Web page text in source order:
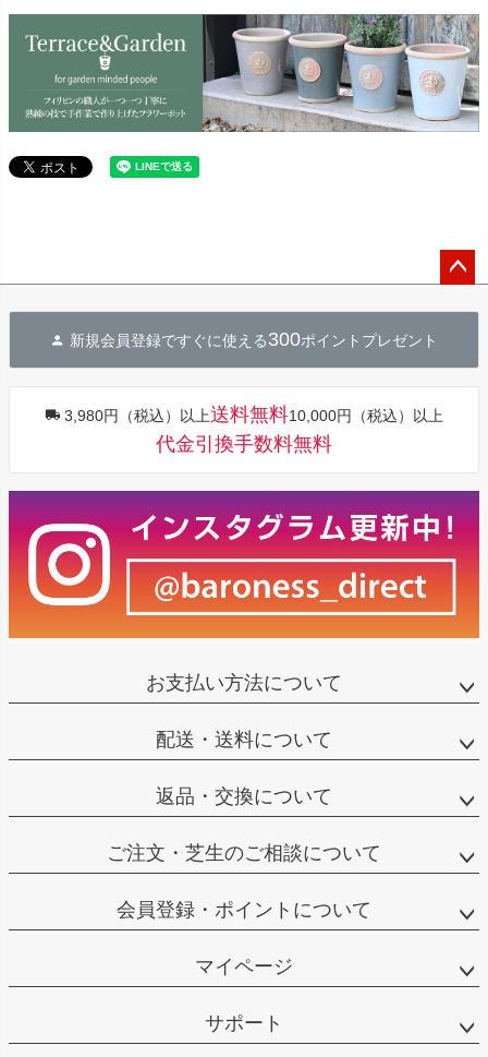
へ
新規会員登録ですぐに使える300ポイントプレゼント
3,980円（税込）以上送料無料10,000円（税込）以上
代金引換手数料無料
お支払い方法について
配送・送料について
返品・交換について
ご注文・芝生のご相談について
会員登録・ポイントについて
マイページ
サポート